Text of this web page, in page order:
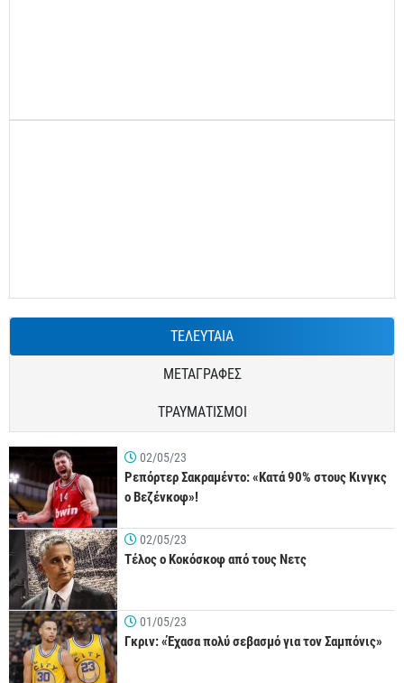
ΤΕΛΕΥΤΑΙΑ
ΜΕΤΑΓΡΑΦΕΣ
ΤΡΑΥΜΑΤΙΣΜΟΙ
02/05/23
Ρεπόρτερ Σακραμέντο: «Κατά 90% στους Κινγκς
ο Βεζένκοφ»!
02/05/23
Τέλος ο Κοκόσκοφ από τους Νετς
01/05/23
Γκριν: «Έχασα πολύ σεβασμό για τον Σαμπόνις»